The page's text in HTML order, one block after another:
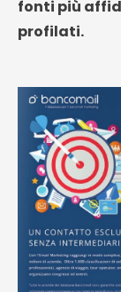
fonti più
profilati.